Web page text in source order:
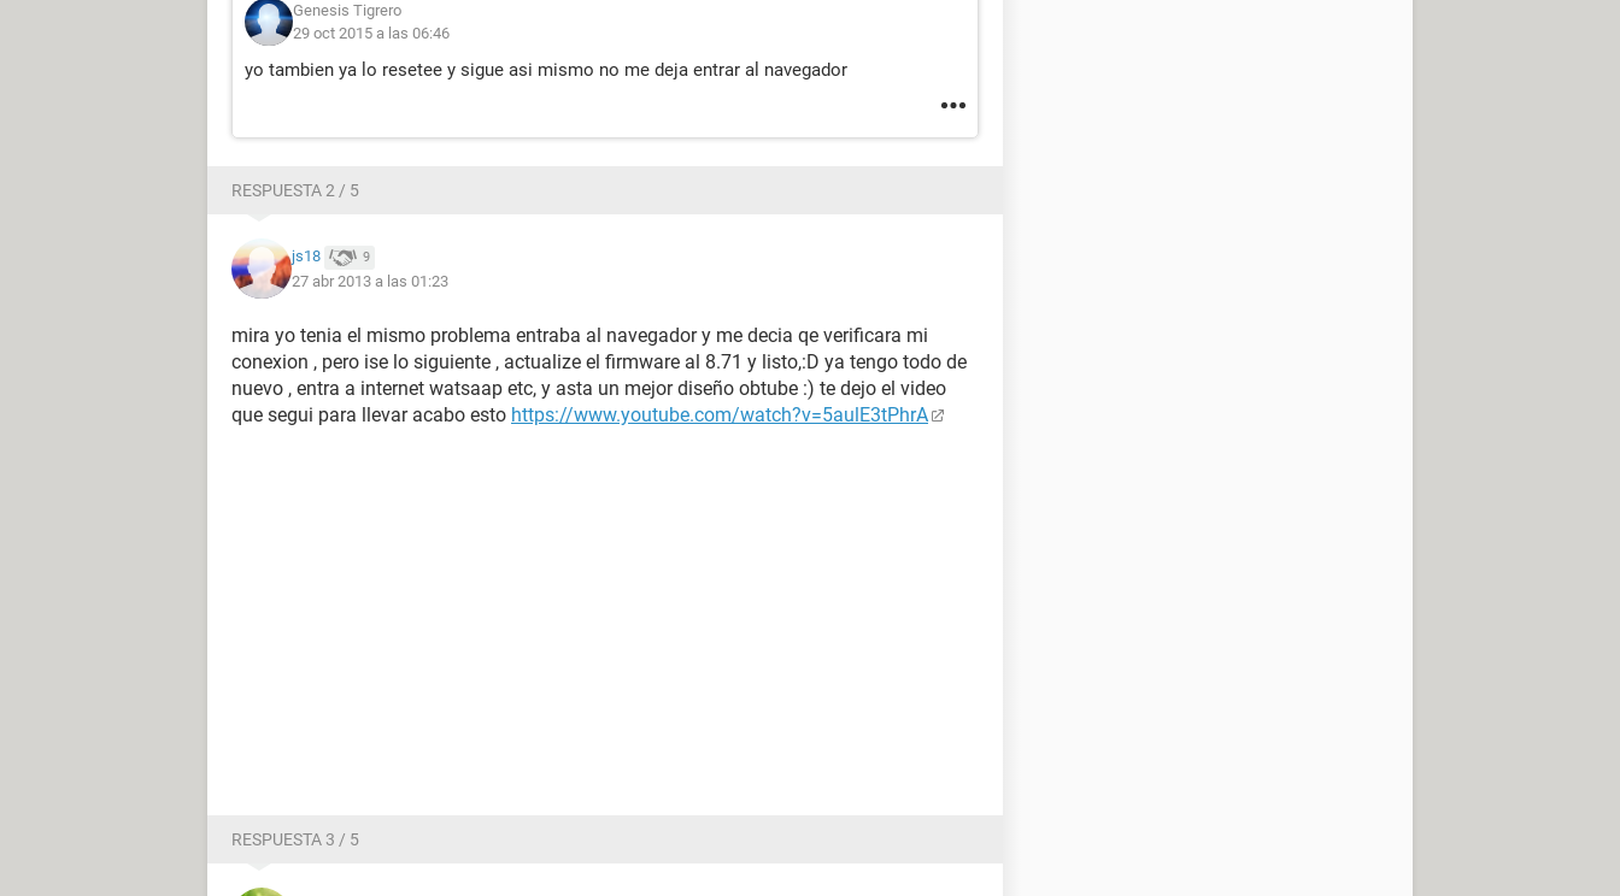
Genesis Tigrero
29 oct 2015 a las 06:46
yo tambien ya lo resetee y sigue asi mismo no me deja entrar al navegador
RESPUESTA 2 / 5
js18 9
27 abr 2013 a las 01:23
mira yo tenia el mismo problema entraba al navegador y me decia qe verificara mi
conexion , pero ise lo siguiente , actualize el firmware al 8.71 y listo,:D ya tengo todo de
nuevo , entra a internet watsaap etc, y asta un mejor diseño obtube :) te dejo el video
que segui para llevar acabo esto https://www.youtube.com/watch?v=5aulE3tPhrA
RESPUESTA 3 / 5